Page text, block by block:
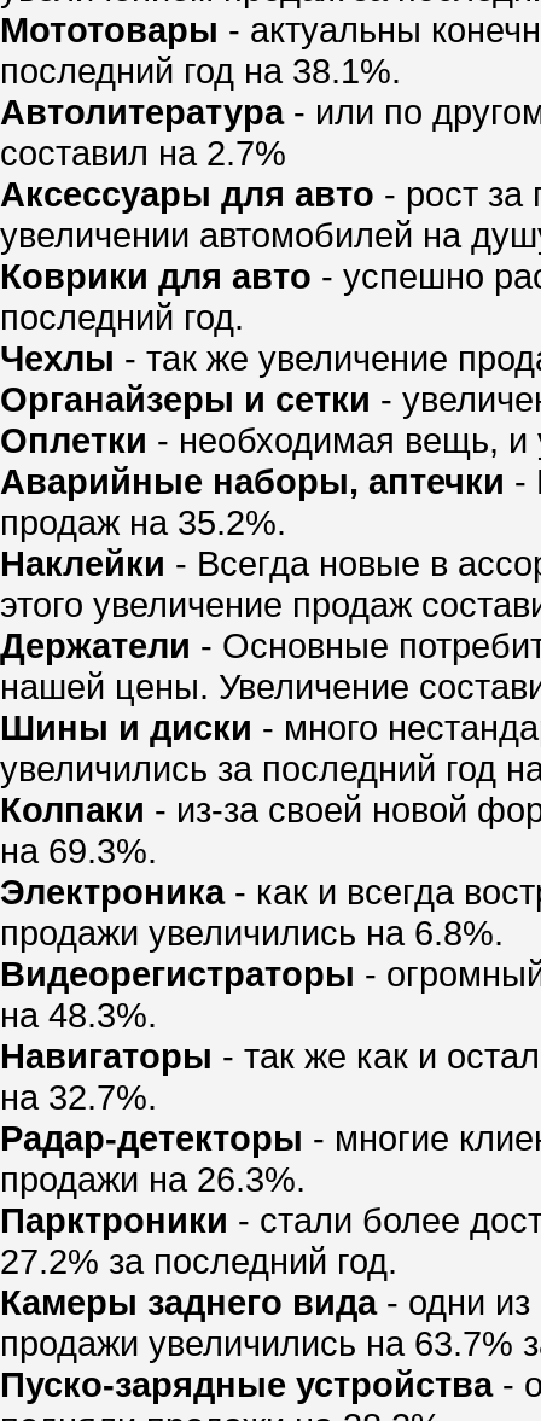
Мототовары - актуальны
последний год на 38.1%.
Автолитература- или по
составил на 2.7%
Аксессуары для авто - рост за
увеличении автомобилей на
Коврики для авто - успешно
последний год.
Чехлы - так же увеличение
Органайзеры и сетки -
Оплетки - необходимая вещь, и
Аварийные наборы, аптечки -
продаж на 35.2%.
Наклейки - Всегда новые в
этого увеличение продаж
Держатели - Основные
нашей цены. Увеличение
Шины и диски - много
увеличились за последний год
Колпаки - из-за своей новой
на 69.3%.
Электроника- как и всегда
продажи увеличились на 6.8%.
Видеорегистраторы -
на 48.3%.
Навигаторы - так же как и
на 32.7%.
Радар-детекторы - многие
продажи на 26.3%.
Парктроники - стали более
27.2% за последний год.
Камеры заднего вида- одни из
продажи увеличились на 63.7%
Пуско-зарядные устройства-